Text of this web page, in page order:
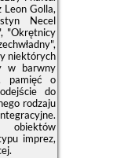
Golla,
Necel
"Okrętnicy
niektórych
w barwny
pamięć o
do
rodzaju
imprez,